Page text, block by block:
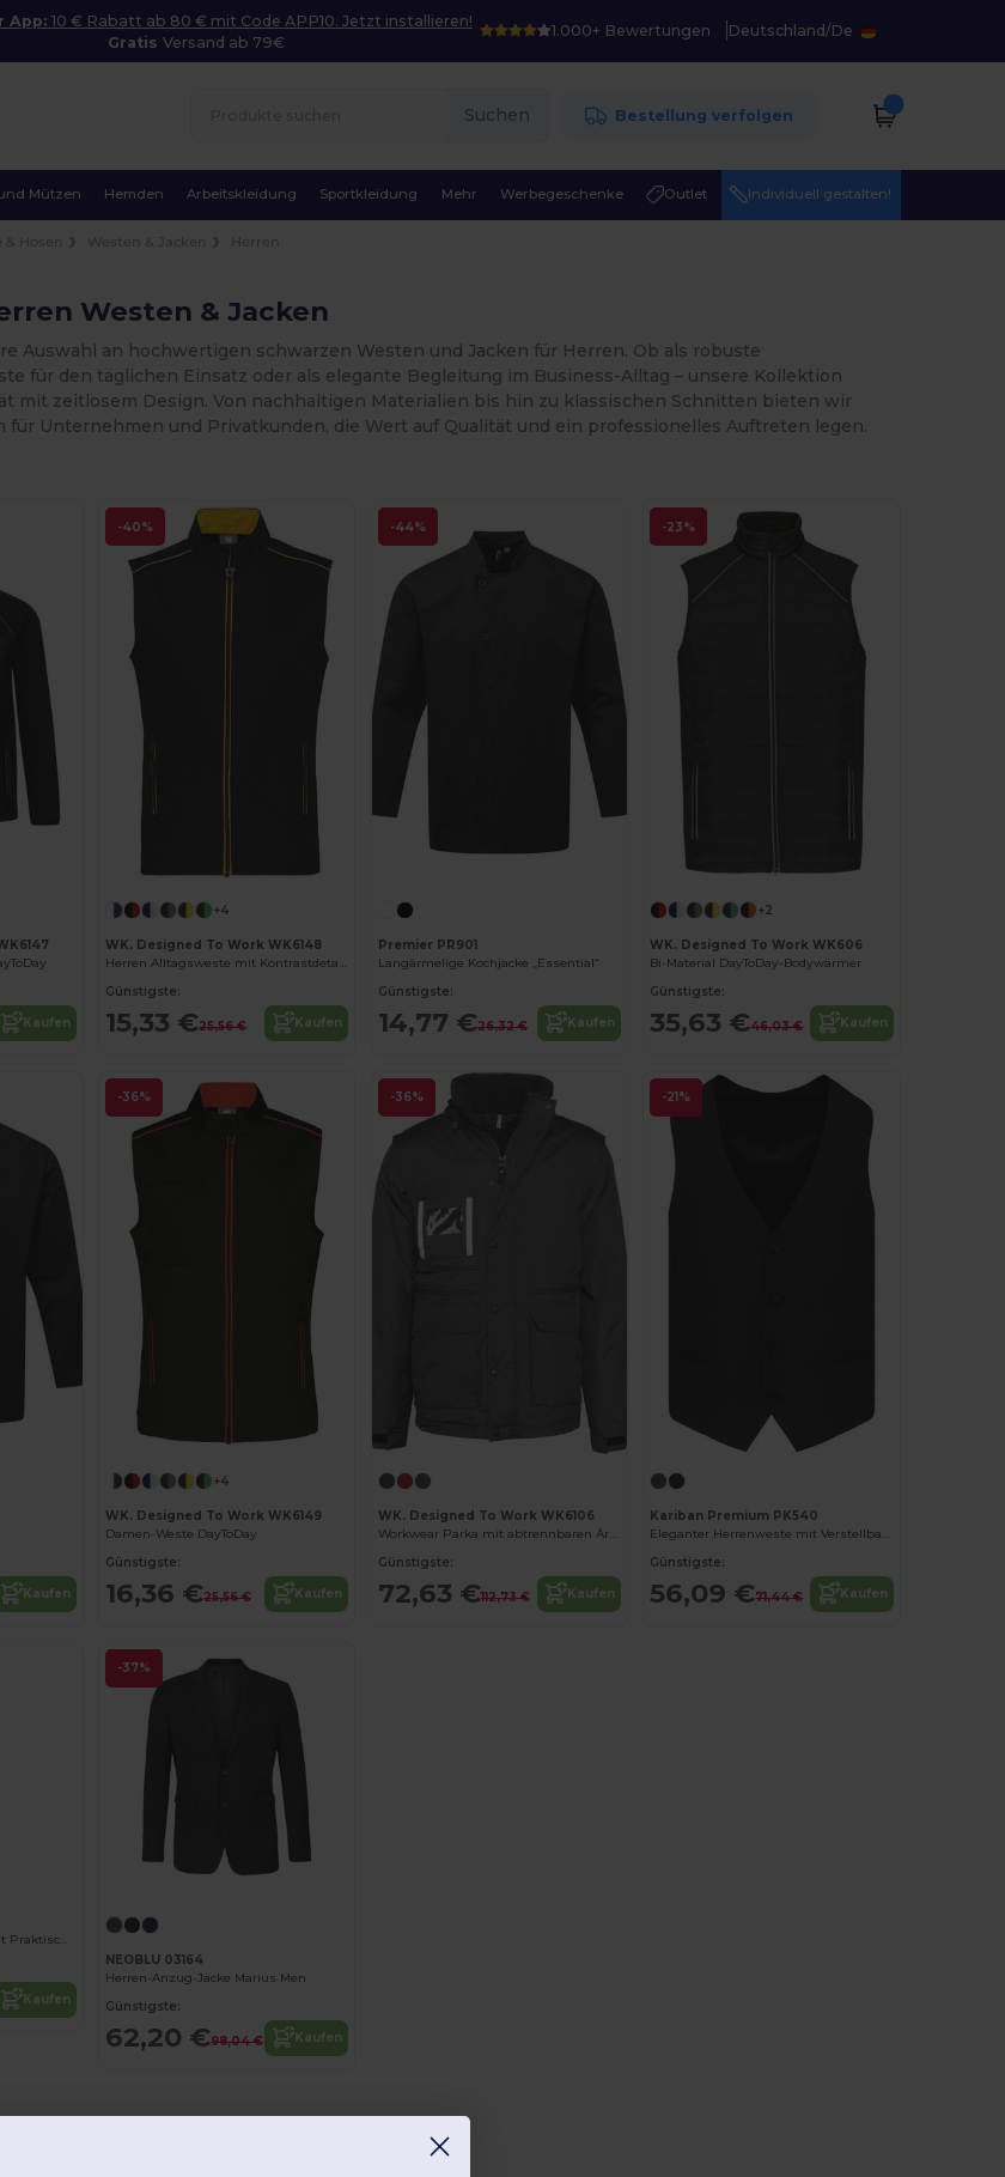
App: 10 € Rabatt ab 80 € mit Code APP10. Jetzt installieren!
GratisVersand ab 79€
1.000+ Bewertungen Deutschland/De
Suchen Bestellung verfolgen
Mützen Hemden Arbeitskleidung Sportkleidung Mehr Werbegeschenke Outlet Individuell gestalten!
Westen & Jacken
Auswahl an hochwertigen schwarzen Westen und Jacken für Herren. Ob als robuste
für den täglichen Einsatz oder als elegante Begleitung im Business-Alltag – unsere Kollektion
mit zeitlosem Design. Von nachhaltigen Materialien bis hin zu klassischen Schnitten bieten wir
für Unternehmen und Privatkunden, die Wert auf Qualität und ein professionelles Auftreten legen.
Kaufen
-40%
+4
WK. Designed To Work WK6148
Herren Alltagsweste mit Kontrastdetails
Günstigste:
15,33 €25,56 € Kaufen
-44%
Premier PR901
Langärmelige Kochjacke „Essential“
Günstigste:
14,77 €26,32 € Kaufen
-23%
+2
WK. Designed To Work WK606
Bi-Material DayToDay-Bodywärmer
Günstigste:
35,63 €46,03 € Kaufen
Kaufen
-36%
+4
WK. Designed To Work WK6149
Damen-Weste DayToDay
Günstigste:
16,36 €25,56 € Kaufen
-36%
WK. Designed To Work WK6106
Workwear Parka mit abtrennbaren Ärmeln
Günstigste:
72,63 €112,73 € Kaufen
-21%
Kariban Premium PK540
Eleganter Herrenweste mit Verstellbarem Rückengurt
Günstigste:
56,09 €71,44 € Kaufen
Eleganter Herren-Weste mit Praktischen Taschen
Kaufen
-37%
NEOBLU 03164
Herren-Anzug-Jacke Marius Men
Günstigste:
62,20 €98,04 € Kaufen